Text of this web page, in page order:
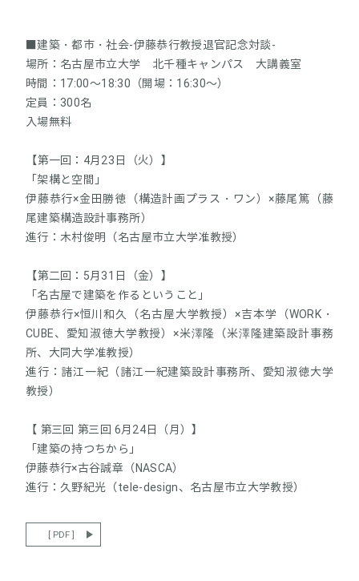
■建築・都市・社会-伊藤恭行教授退官記念対談-
場所：名古屋市立大学 北千種キャンパス 大講義室
時間：17:00～18:30（開場：16:30～）
定員：300名
入場無料
【第一回：4月23日（火）】
「架構と空間」
伊藤恭行×金田勝徳（構造計画プラス・ワン）×藤尾篤（藤
尾建築構造設計事務所）
進行：木村俊明（名古屋市立大学准教授）
【第二回：5月31日（金）】
「名古屋で建築を作るということ」
伊藤恭行×恒川和久（名古屋大学教授）×吉本学（WORK・
CUBE、愛知淑徳大学教授）×米澤隆（米澤隆建築設計事務
所、大同大学准教授）
進行：諸江一紀（諸江一紀建築設計事務所、愛知淑徳大学
教授）
【 第三回 第三回 6月24日（月）】
「建築の持つちから」
伊藤恭行×古谷誠章（NASCA）
進行：久野紀光（tele-design、名古屋市立大学教授）
[ PDF ]